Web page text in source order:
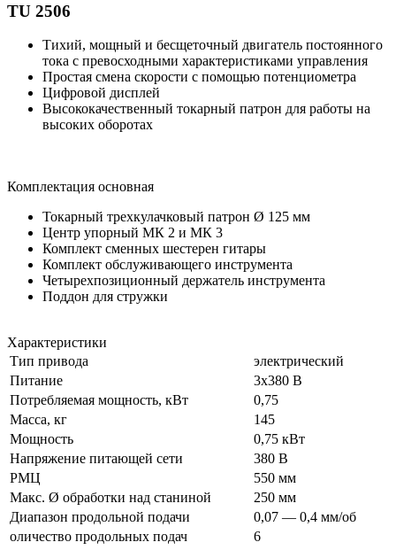
TU 2506
Тихий, мощный и бесщеточный двигатель постоянного
тока с превосходными характеристиками управления
Простая смена скорости с помощью потенциометра
Цифровой дисплей
Высококачественный токарный патрон для работы на
высоких оборотах
Комплектация основная
Токарный трехкулачковый патрон Ø 125 мм
Центр упорный МК 2 и МК 3
Комплект сменных шестерен гитары
Комплект обслуживающего инструмента
Четырехпозиционный держатель инструмента
Поддон для стружки
Характеристики
Тип привода
электрический
Питание
3х380 В
Потребляемая мощность, кВт
0,75
Масса, кг
145
Мощность
0,75 кВт
Напряжение питающей сети
380 В
РМЦ
550 мм
Макс. Ø обработки над станиной
250 мм
Диапазон продольной подачи
0,07 — 0,4 мм/об
оличество продольных подач
6